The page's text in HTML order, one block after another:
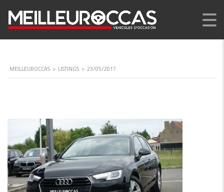
MEILLEUROCCAS > LISTINGS > 23/05/2017